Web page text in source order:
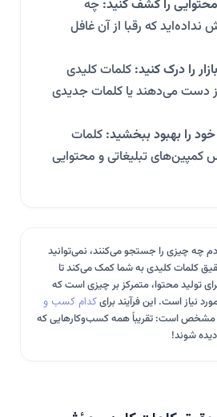
را کشف کنید: چه
که رقبا از آن غافل
را درک کنید: کلمات کلیدی
دست می‌دهند یا کلمات جدیدی
خود را بهبود ببخشید: کلمات
کمپین‌های تبلیغاتی و محتوایی
چه چیزی را جستجو می‌کنند، نمی‌توانید
کلمات کلیدی به شما کمک می‌کند تا
تولید محتوا، متمرکز بر چیزی است که
نیاز است. این فرآیند برایکدام کسب و
مشخص است: تقریباً همه کسب‌وکارهایی که
شوند!